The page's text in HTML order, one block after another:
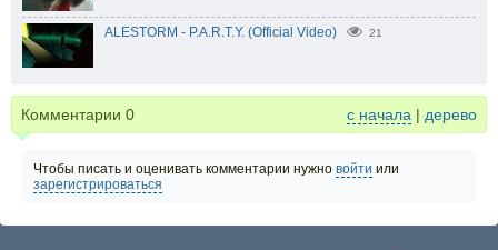
ALESTORM - P.A.R.T.Y. (Official Video) 21
Комментарии 0 с начала | дерево
Чтобы писать и оценивать комментарии нужно войти или
зарегистрироваться